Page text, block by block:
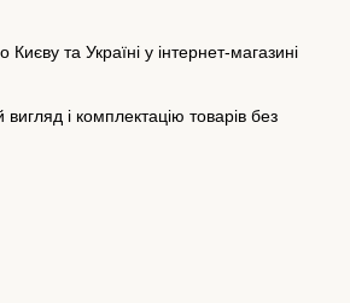
та Україні у інтернет-магазині
і комплектацію товарів без